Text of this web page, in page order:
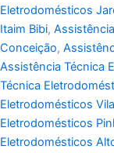
Eletrodomésticos
Itaim Bibi,
Conceição,
Assistência Técnica
Técnica
Eletrodomésticos
Eletrodomésticos
Eletrodomésticos